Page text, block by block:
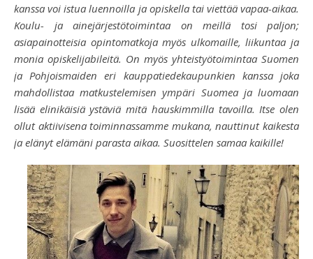
kanssa voi istua luennoilla ja opiskella tai viettää vapaa-aikaa.
Koulu- ja ainejärjestötoimintaa on meillä tosi paljon;
asiapainotteisia opintomatkoja myös ulkomaille, liikuntaa ja
monia opiskelijabileitä. On myös yhteistyötoimintaa Suomen
ja Pohjoismaiden eri kauppatiedekaupunkien kanssa joka
mahdollistaa matkustelemisen ympäri Suomea ja luomaan
lisää elinikäisiä ystäviä mitä hauskimmilla tavoilla. Itse olen
ollut aktiivisena toiminnassamme mukana, nauttinut kaikesta
ja elänyt elämäni parasta aikaa. Suosittelen samaa kaikille!